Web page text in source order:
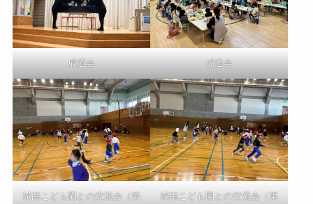
成道会 成道会
城南こども園との交流会（第
城南こども園との交流会（第